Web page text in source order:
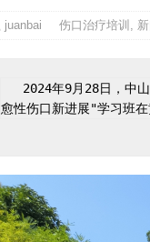
juanbai 伤口治疗培训 ,
愈性伤口新进展"学习班在